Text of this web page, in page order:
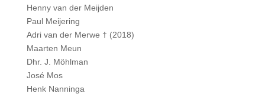
Henny van der Meijden
Paul Meijering
Adri van der Merwe † (2018)
Maarten Meun
Dhr. J. Möhlman
José Mos
Henk Nanninga